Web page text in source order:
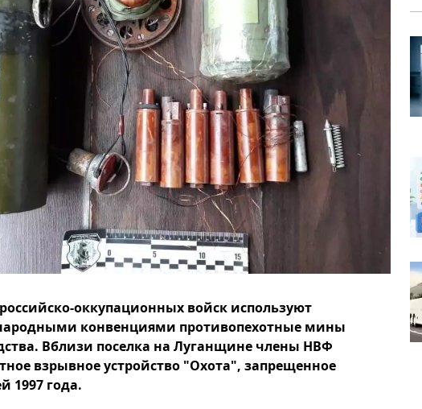
оккупационных войск используют
конвенциями противопехотные мины
Вблизи поселка на Луганщине члены НВФ
взрывное устройство "Охота", запрещенное
1997 года.